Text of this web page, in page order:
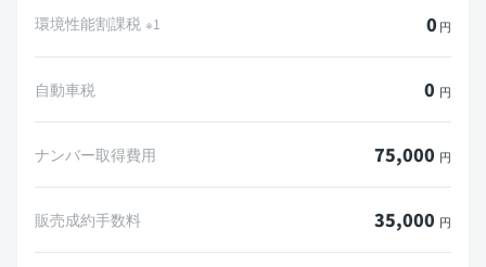
環境性能割課税 ※1 0 円
自動車税 0 円
ナンバー取得費用 75,000 円
販売成約手数料 35,000 円